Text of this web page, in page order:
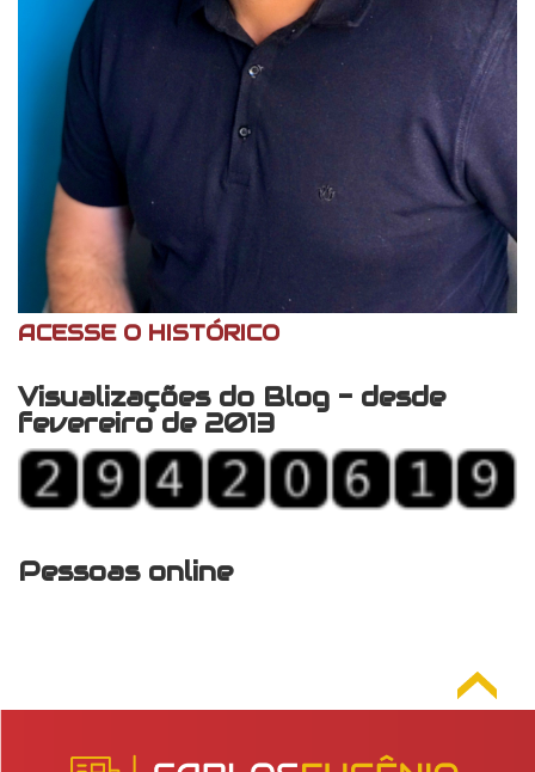
ACESSE O HISTÓRICO
Visualizações do Blog - desde
fevereiro de 2013
Pessoas online